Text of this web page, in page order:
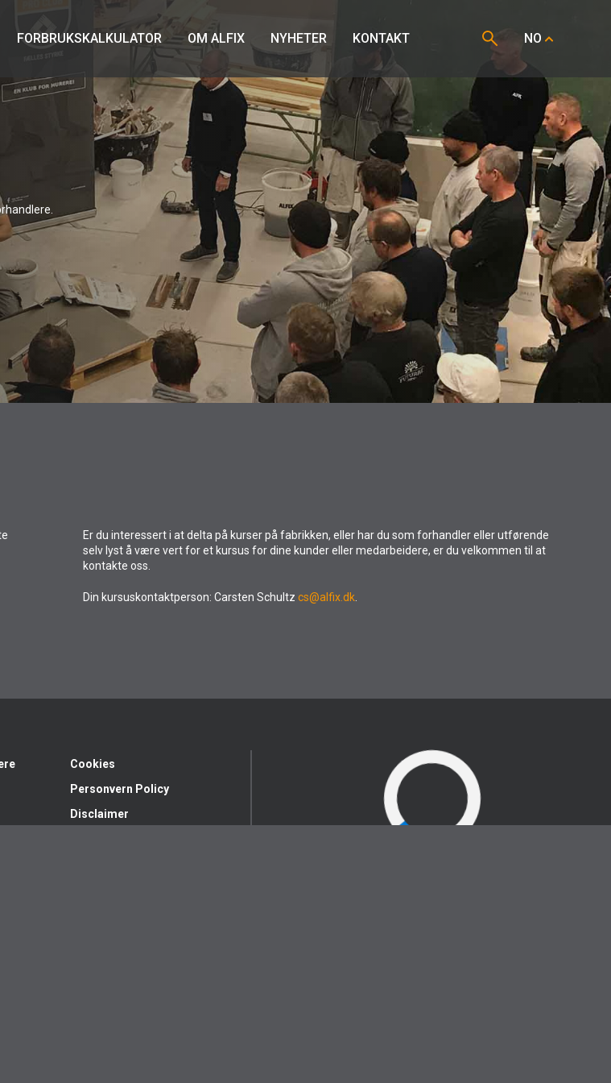
FORBRUKSKALKULATOR OM ALFIX NYHETER KONTAKT NO
Er du interessert i at delta på kurser på fabrikken, eller har du som forhandler eller utførende
selv lyst å være vert for et kursus for dine kunder eller medarbeidere, er du velkommen til at
kontakte oss.
Din kursuskontaktperson: Carsten Schultz cs@alfix.dk
Cookies
Personvern Policy
Disclaimer
Vi er glade for din interesse i Alfix. Tilmeld dig
og få branchespecifik viden om byggeri, puds